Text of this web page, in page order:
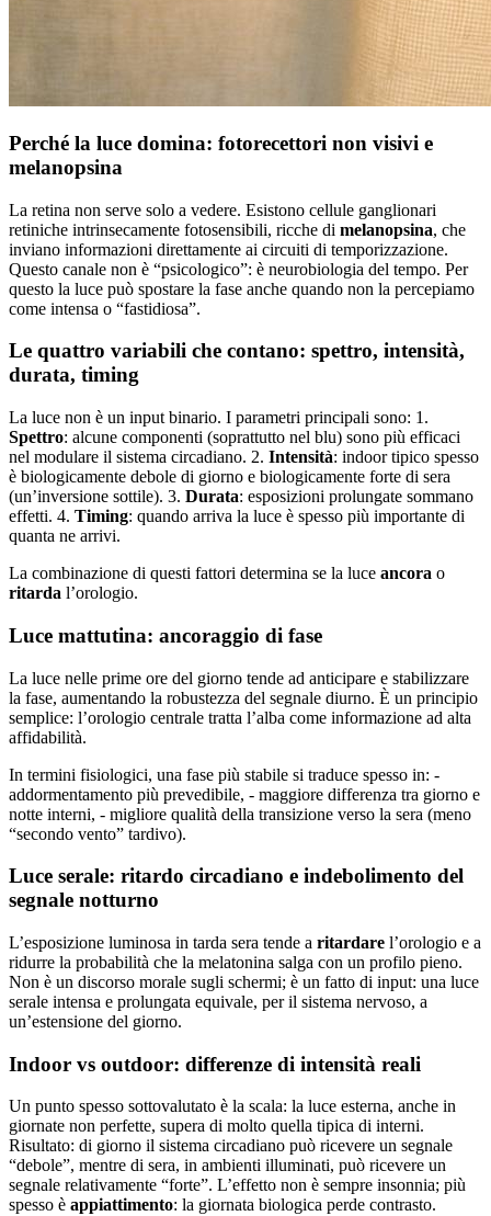
Perché la luce domina: fotorecettori non visivi e
melanopsina
La retina non serve solo a vedere. Esistono cellule ganglionari
retiniche intrinsecamente fotosensibili, ricche di melanopsina, che
inviano informazioni direttamente ai circuiti di temporizzazione.
Questo canale non è “psicologico”: è neurobiologia del tempo. Per
questo la luce può spostare la fase anche quando non la percepiamo
come intensa o “fastidiosa”.
Le quattro variabili che contano: spettro, intensità,
durata, timing
La luce non è un input binario. I parametri principali sono: 1.
Spettro: alcune componenti (soprattutto nel blu) sono più efficaci
nel modulare il sistema circadiano. 2. Intensità: indoor tipico spesso
è biologicamente debole di giorno e biologicamente forte di sera
(un’inversione sottile). 3. Durata: esposizioni prolungate sommano
effetti. 4. Timing: quando arriva la luce è spesso più importante di
quanta ne arrivi.
La combinazione di questi fattori determina se la luce ancora o
ritarda l’orologio.
Luce mattutina: ancoraggio di fase
La luce nelle prime ore del giorno tende ad anticipare e stabilizzare
la fase, aumentando la robustezza del segnale diurno. È un principio
semplice: l’orologio centrale tratta l’alba come informazione ad alta
affidabilità.
In termini fisiologici, una fase più stabile si traduce spesso in: -
addormentamento più prevedibile, - maggiore differenza tra giorno e
notte interni, - migliore qualità della transizione verso la sera (meno
“secondo vento” tardivo).
Luce serale: ritardo circadiano e indebolimento del
segnale notturno
L’esposizione luminosa in tarda sera tende a ritardare l’orologio e a
ridurre la probabilità che la melatonina salga con un profilo pieno.
Non è un discorso morale sugli schermi; è un fatto di input: una luce
serale intensa e prolungata equivale, per il sistema nervoso, a
un’estensione del giorno.
Indoor vs outdoor: differenze di intensità reali
Un punto spesso sottovalutato è la scala: la luce esterna, anche in
giornate non perfette, supera di molto quella tipica di interni.
Risultato: di giorno il sistema circadiano può ricevere un segnale
“debole”, mentre di sera, in ambienti illuminati, può ricevere un
segnale relativamente “forte”. L’effetto non è sempre insonnia; più
spesso è appiattimento: la giornata biologica perde contrasto.